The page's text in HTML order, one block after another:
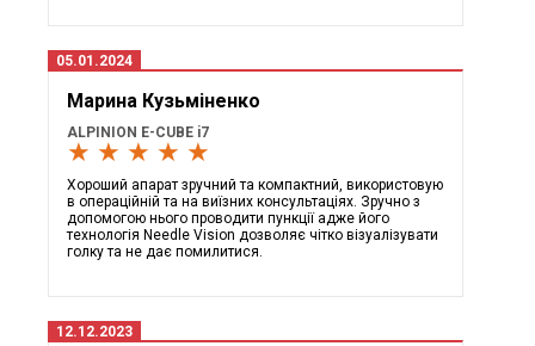
05.01.2024
Марина Кузьміненко
ALPINION E-CUBE i7
★ ★ ★ ★ ★
Хороший апарат зручний та компактний, використовую
в операційній та на виїзних консультаціях. Зручно з
допомогою нього проводити пункції адже його
технологія Needle Vision дозволяє чітко візуалізувати
голку та не дає помилитися.
12.12.2023